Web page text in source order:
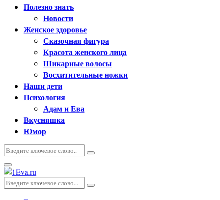
Полезно знать
Новости
Женское здоровье
Сказочная фигура
Красота женского лица
Шикарные волосы
Восхитительные ножки
Наши дети
Психология
Адам и Ева
Вкусняшка
Юмор
Искать:
Поиск
Основное
меню
Искать:
Поиск